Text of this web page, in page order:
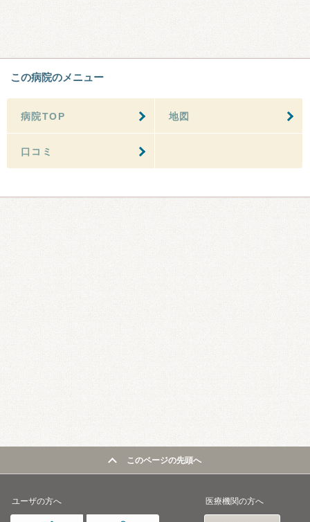
この病院のメニュー
病院TOP 地図
口コミ
このページの先頭へ
ユーザの方へ 医療機関の方へ